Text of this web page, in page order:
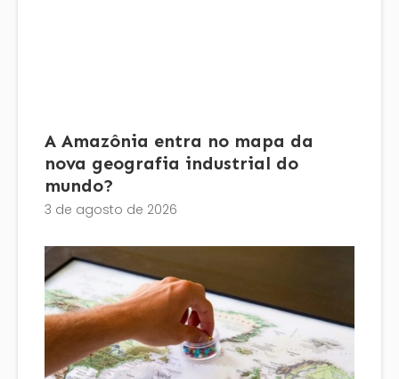
A Amazônia entra no mapa da
nova geografia industrial do
mundo?
3 de agosto de 2026